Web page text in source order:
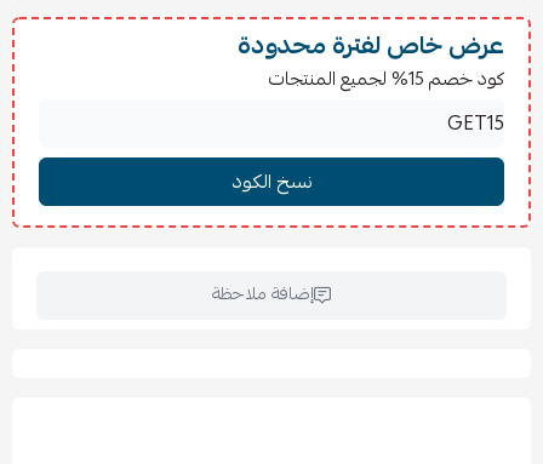
3 أدراج عميقة توفر مساحة تخزين عملية ومنظمة.
لون طبيعي دافئ يضيف لمسة هادئة وأنيقة للمكان.
سطح علوي واسع مناسب للديكور أو الاحتياجات اليومية.
خامات متينة تتحمل الاستخدام الطويل.
تشطيب أنيق وحواف ناعمة لمظهر راقٍ.
أدراج سهلة الفتح والغلق بسلاسة.
مثالي لغرف النوم أو الاستخدام الجانبي بالمنازل.
عرض خاص لفترة محدودة
كود خصم 15% لجميع المنتجات
إضافة ملاحظة